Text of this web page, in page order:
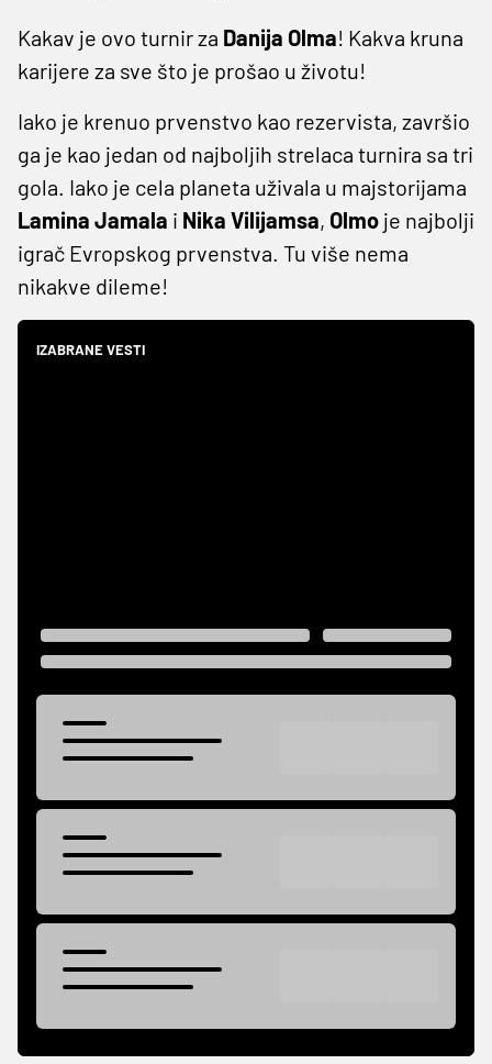
Kakav je ovo turnir za Danija Olma! Kakva kruna
karijere za sve što je prošao u životu!
Iako je krenuo prvenstvo kao rezervista, završio
ga je kao jedan od najboljih strelaca turnira sa tri
gola. Iako je cela planeta uživala u majstorijama
Lamina Jamala i Nika Vilijamsa, Olmo je najbolji
igrač Evropskog prvenstva. Tu više nema
nikakve dileme!
IZABRANE VESTI